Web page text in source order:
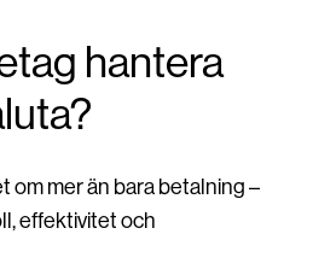
hantera
om mer än bara betalning –
effektivitet och